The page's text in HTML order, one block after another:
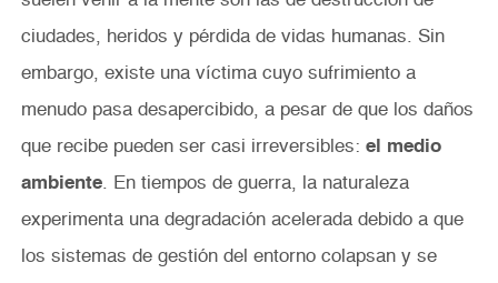
ciudades, heridos y pérdida de vidas humanas. Sin
embargo, existe una víctima cuyo sufrimiento a
menudo pasa desapercibido, a pesar de que los daños
que recibe pueden ser casi irreversibles: el medio
ambiente. En tiempos de guerra, la naturaleza
experimenta una degradación acelerada debido a que
los sistemas de gestión del entorno colapsan y se